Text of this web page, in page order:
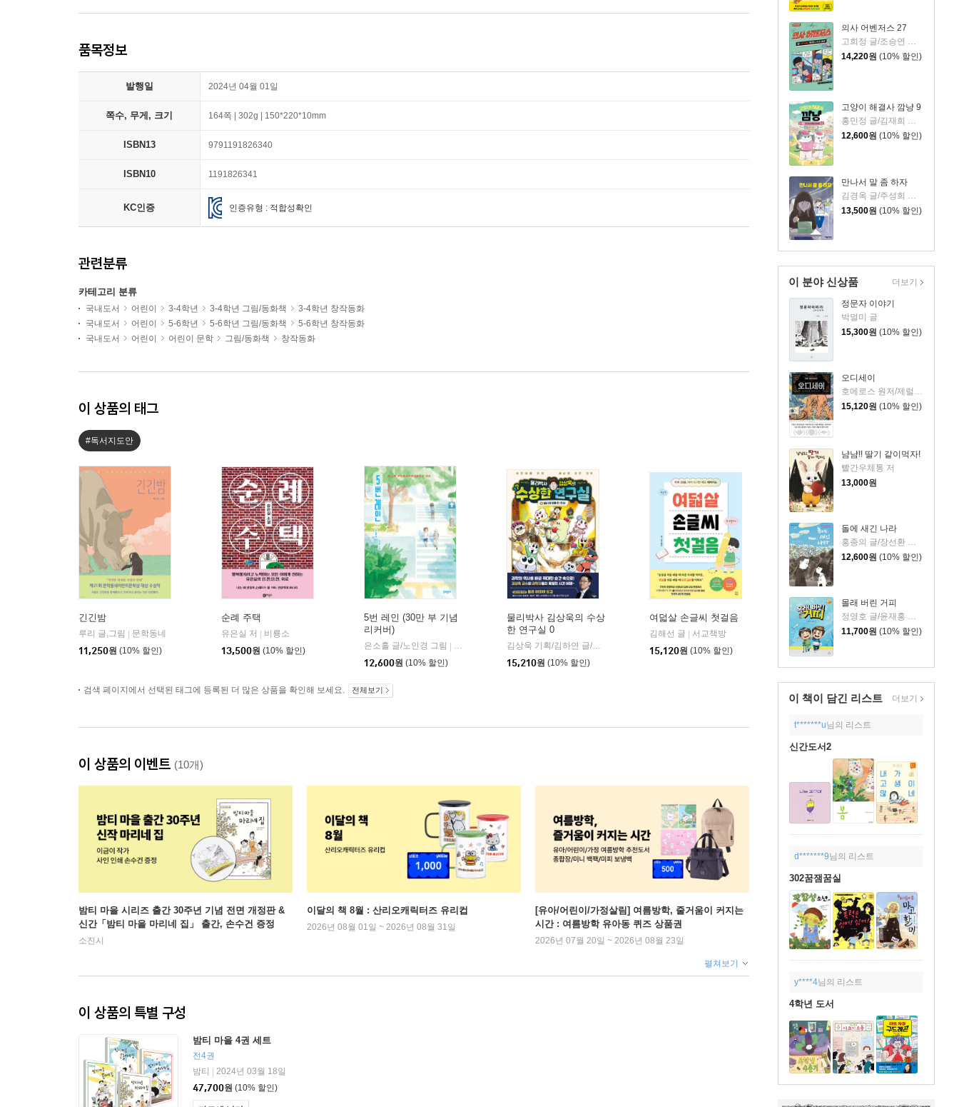
의사 어벤저스 27
14,220원 (10% 할인)
고양이 해결사 깜냥 9
홍민정 글/김재희 그림
12,600원 (10% 할인)
만나서 말 좀 하자
김경옥 글/주성희 그림
13,500원 (10% 할인)
이 분야 신상품
정문자 이야기
박멀미 글
15,300원 (10% 할인)
오디세이
호메로스 원저/제럴딘 매코크런 글/김재용 역/장시은 감수
15,120원 (10% 할인)
냠냠!! 딸기 같이먹자!
빨간우체통 저
13,000원
돌에 새긴 나라
홍종의 글/장선환 그림
12,600원 (10% 할인)
몰래 버린 거피
정영호 글/윤재홍 그림
11,700원 (10% 할인)
더보기
이 책이 담긴 리스트 더보기
t*******u님의 리스트
신간도서2
d*******9님의 리스트
302꿈잼꿈실
y****4님의 리스트
4학년 도서
품목정보
발행일 2024년 04월 01일
쪽수, 무게, 크기 164쪽 | 302g | 150*220*10mm
ISBN13 9791191826340
ISBN10 1191826341
KC인증 인증유형 : 적합성확인
관련분류
카테고리 분류
국내도서 어린이 3-4학년 3-4학년 그림/동화책
3-4학년 창작동화
국내도서
어린이 5-6학년 5-6학년 그림/동화책
5-6학년 창작동화
국내도서
어린이 어린이 문학 그림/동화책 창작동화
이 상품의 태그
#독서지도안
긴긴밤
루리 글,그림
문학동네
11,250원 (10% 할인)
순례 주택
유은실 저
비룡소
13,500원 (10% 할인)
5번 레인 (30만 부 기념
리커버)
은소홀 글/노인경 그림
문학동네
12,600원 (10% 할인)
물리박사 김상욱의 수상
한 연구실 0
김상욱 기획/김하연 글/정순규 그림
아울북
15,210원 (10% 할인)
여덟살 손글씨 첫걸음
김해선 글
서교책방
15,120원 (10% 할인)
검색 페이지에서 선택된 태그에 등록된 더 많은 상품을 확인해 보세요. 전체보기
이 상품의 이벤트 (10개)
밤티 마을 시리즈 출간 30주년 기념 전면 개정판 &
신간「밤티 마을 마리네 집」 출간, 손수건 증정
소진시
이달의 책 8월 : 산리오캐릭터즈 유리컵
2026년 08월 01일 ~ 2026년 08월 31일
[유아/어린이/가정살림] 여름방학, 줄거움이 커지는
시간 : 여름방학 유아동 퀴즈 상품권
2026년 07월 20일 ~ 2026년 08월 23일
펼쳐보기
이 상품의 특별 구성
밤티 마을 4권 세트
전4권
밤티
2024년 03월 18일
47,700원 (10% 할인)